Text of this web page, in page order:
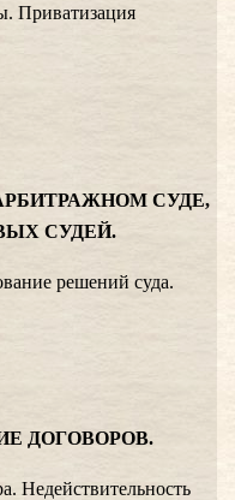
Приватизация
СУДЕ,
СУДЕЙ.
решений суда.
ДОГОВОРОВ.
Недействительность